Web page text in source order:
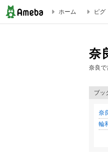
ホーム ピグ
奈
奈良で
ブッ
奈
輪